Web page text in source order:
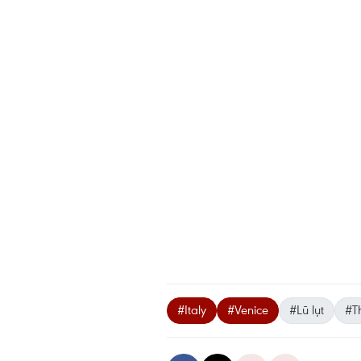
#Italy #Venice #Lũ lụt